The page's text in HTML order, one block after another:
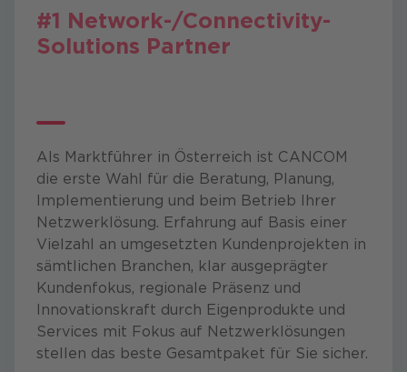
#1 Network-/Connectivity-
Solutions Partner
Als Marktführer in Österreich ist CANCOM
die erste Wahl für die Beratung, Planung,
Implementierung und beim Betrieb Ihrer
Netzwerklösung. Erfahrung auf Basis einer
Vielzahl an umgesetzten Kundenprojekten in
sämtlichen Branchen, klar ausgeprägter
Kundenfokus, regionale Präsenz und
Innovationskraft durch Eigenprodukte und
Services mit Fokus auf Netzwerklösungen
stellen das beste Gesamtpaket für Sie sicher.